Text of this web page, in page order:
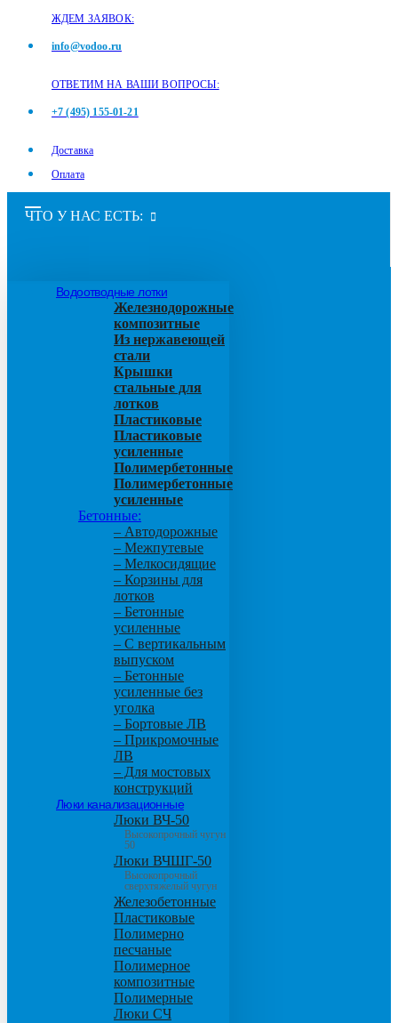
ЖДЕМ ЗАЯВОК:
info@vodoo.ru
ОТВЕТИМ НА ВАШИ ВОПРОСЫ:
+7 (495) 155-01-21
Доставка
Оплата
ЧТО У НАС ЕСТЬ:
Водоотводные лотки
Железнодорожные
композитные
Из нержавеющей
стали
Крышки
стальные для
лотков
Пластиковые
Пластиковые
усиленные
Полимербетонные
Полимербетонные
усиленные
Бетонные:
– Автодорожные
– Межпутевые
– Мелкосидящие
– Корзины для
лотков
– Бетонные
усиленные
– С вертикальным
выпуском
– Бетонные
усиленные без
уголка
– Бортовые ЛВ
– Прикромочные
ЛВ
– Для мостовых
конструкций
Люки канализационные
Люки ВЧ-50
Высокопрочный чугун
50
Люки ВЧШГ-50
Высокопрочный
сверхтяжелый чугун
Железобетонные
Пластиковые
Полимерно
песчаные
Полимерное
композитные
Полимерные
Люки СЧ